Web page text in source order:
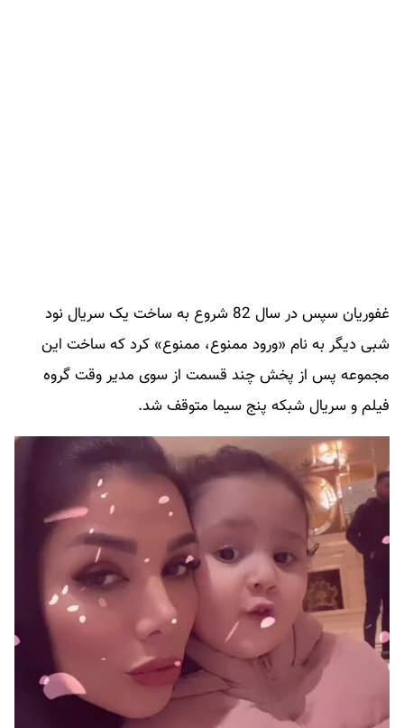
غفوریان سپس در سال 82 شروع به ساخت یک سریال نود
شبی دیگر به نام «ورود ممنوع، ممنوع» کرد که ساخت این
مجموعه پس از پخش چند قسمت از سوی مدیر وقت گروه
فیلم و سریال شبکه پنج سیما متوقف شد.